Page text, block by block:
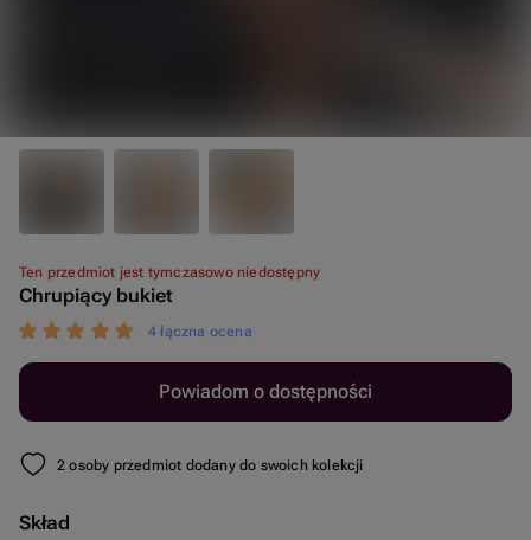
Ten przedmiot jest tymczasowo niedostępny
Chrupiący bukiet
4 łączna ocena
Powiadom o dostępności
2 osoby przedmiot dodany do swoich kolekcji
Skład